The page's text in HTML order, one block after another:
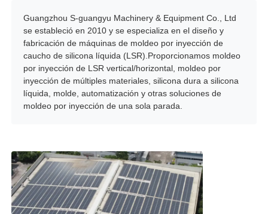
Guangzhou S-guangyu Machinery & Equipment Co., Ltd
se estableció en 2010 y se especializa en el diseño y
fabricación de máquinas de moldeo por inyección de
caucho de silicona líquida (LSR).Proporcionamos moldeo
por inyección de LSR vertical/horizontal, moldeo por
inyección de múltiples materiales, silicona dura a silicona
líquida, molde, automatización y otras soluciones de
moldeo por inyección de una sola parada.